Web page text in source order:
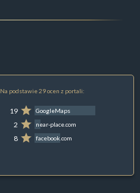
Na podstawie 29 ocen z portali:
19 GoogleMaps
2 near-place.com
8 facebook.com